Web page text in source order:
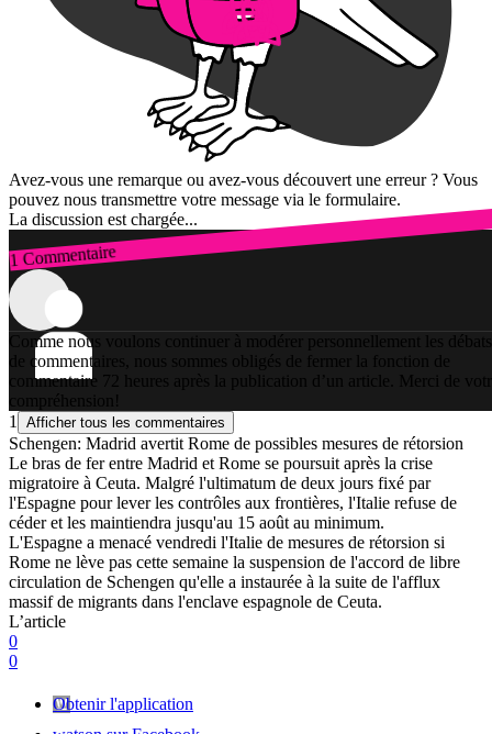
Avez-vous une remarque ou avez-vous découvert une erreur ? Vous
pouvez nous transmettre votre message via le formulaire.
La discussion est chargée...
1 Commentaire
Connexion
Comme nous voulons continuer à modérer personnellement les débats
de commentaires, nous sommes obligés de fermer la fonction de
commentaire 72 heures après la publication d’un article. Merci de
compréhension!
1
Afficher tous les commentaires
Schengen: Madrid avertit Rome de possibles mesures de rétorsion
Le bras de fer entre Madrid et Rome se poursuit après la crise
migratoire à Ceuta. Malgré l'ultimatum de deux jours fixé par
l'Espagne pour lever les contrôles aux frontières, l'Italie refuse de
céder et les maintiendra jusqu'au 15 août au minimum.
L'Espagne a menacé vendredi l'Italie de mesures de rétorsion si
Rome ne lève pas cette semaine la suspension de l'accord de libre
circulation de Schengen qu'elle a instaurée à la suite de l'afflux
massif de migrants dans l'enclave espagnole de Ceuta.
L’article
0
0
Obtenir l'application